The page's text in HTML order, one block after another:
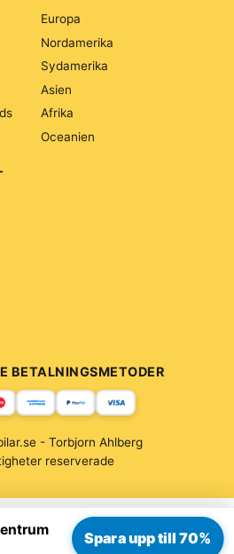
Spara upp till 70%
Europa
Nordamerika
Sydamerika
Asien
Afrika
Oceanien
BETALNINGSMETODER
- Torbjorn Ahlberg
reserverade